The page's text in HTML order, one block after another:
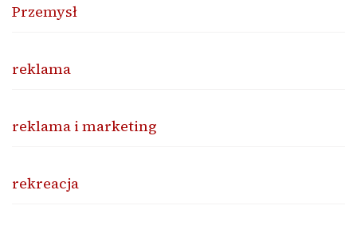
Przemysł
reklama
reklama i marketing
rekreacja